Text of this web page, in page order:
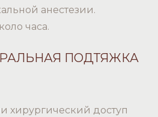
анестезии.
часа.
ПОДТЯЖКА
хирургический доступ